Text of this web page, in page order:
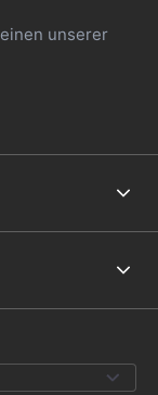
unserer